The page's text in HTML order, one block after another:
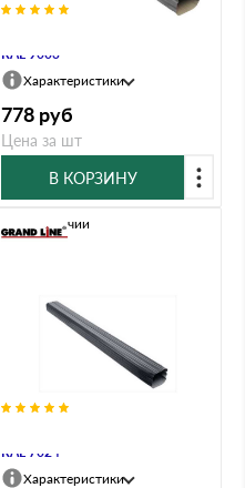
RAL 9003
Характеристики
778 руб
Цена за шт
В КОРЗИНУ
RAL 7024
В наличии
Характеристики